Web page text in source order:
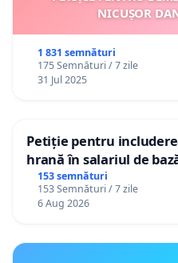
NICUȘOR
1 831 semnături
175 Semnături / 7 zile
31 Jul 2025
Petiție pentru
hrană în salariul de
gradațiilor de vechime
personali
153 semnături
153 Semnături / 7 zile
6 Aug 2026